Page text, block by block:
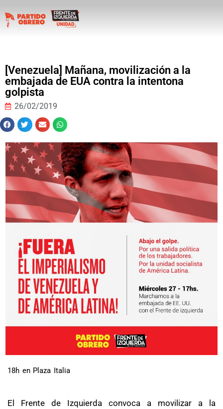
[Venezuela] Mañana, movilización a la
embajada de EUA contra la intentona
golpista
26/02/2019
18h en Plaza Italia
El Frente de Izquierda convoca a movilizar a la